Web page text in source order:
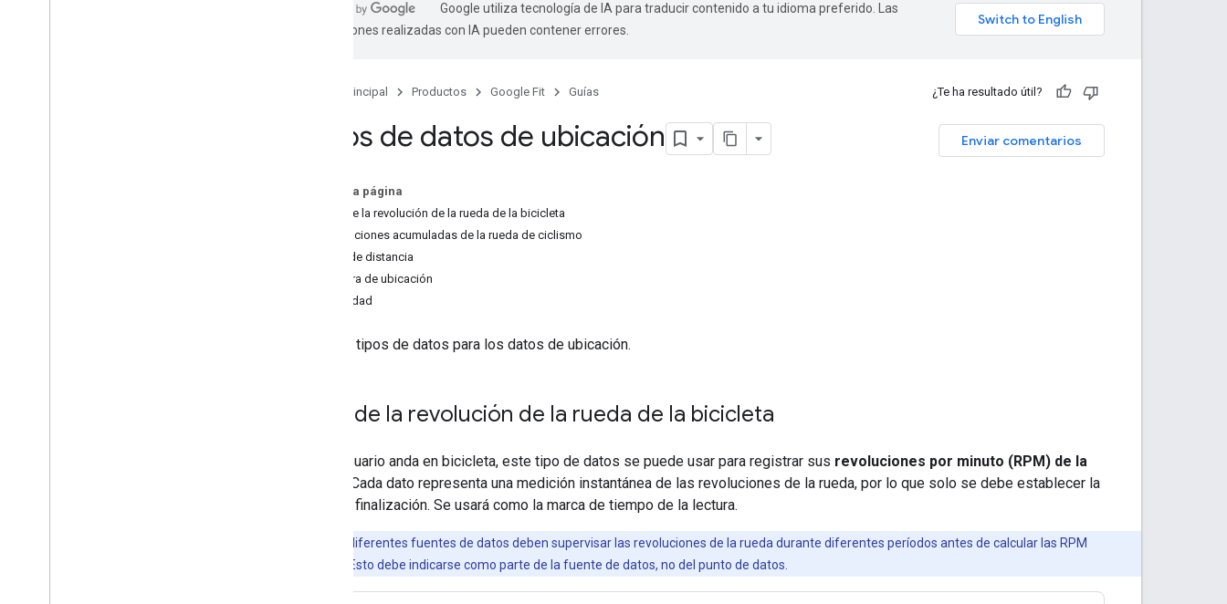
Google utiliza tecnología de IA para traducir contenido a tu idioma preferido. Las
traducciones realizadas con IA pueden contener errores.
Página principal Productos Google Fit Guías ¿Te ha resultado útil?
Enviar comentarios
Tipos de datos de ubicación
En esta página
RPM de la revolución de la rueda de la bicicleta
Revoluciones acumuladas de la rueda de ciclismo
Delta de distancia
Muestra de ubicación
Velocidad
Son los tipos de datos para los datos de ubicación.
RPM de la revolución de la rueda de la bicicleta
Si un usuario anda en bicicleta, este tipo de datos se puede usar para registrar sus revoluciones por minuto (RPM) de la
. Cada dato representa una medición instantánea de las revoluciones de la rueda, por lo que solo se debe establecer la
hora de finalización. Se usará como la marca de tiempo de la lectura.
Las diferentes fuentes de datos deben supervisar las revoluciones de la rueda durante diferentes períodos antes de calcular las RPM
instantáneas. Esto debe indicarse como parte de la fuente de datos, no del punto de datos.